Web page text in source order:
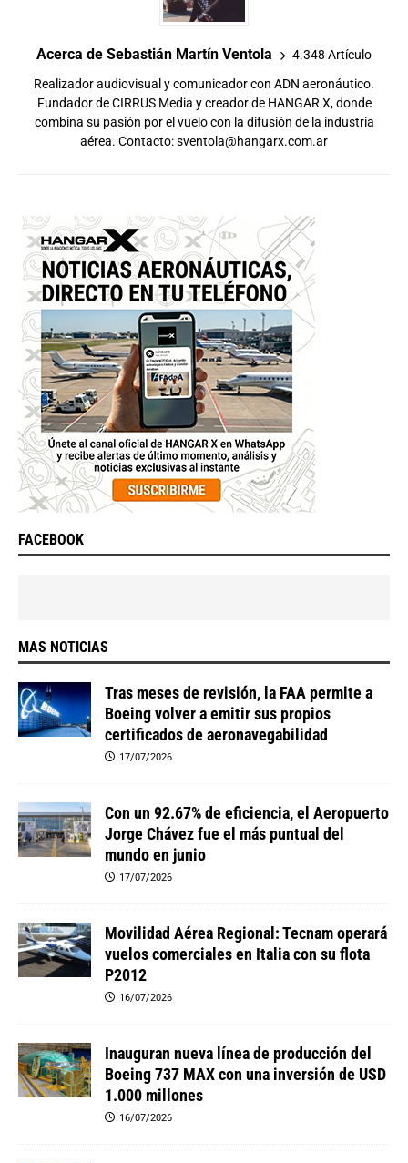
Acerca de Sebastián Martín Ventola 4.348 Artículo
Realizador audiovisual y comunicador con ADN aeronáutico.
Fundador de CIRRUS Media y creador de HANGAR X, donde
combina su pasión por el vuelo con la difusión de la industria
aérea. Contacto:sventola@hangarx.com.ar
FACEBOOK
MAS NOTICIAS
Tras meses de revisión, la FAA permite a
Boeing volver a emitir sus propios
certificados de aeronavegabilidad
17/07/2026
Con un 92.67% de eficiencia, el Aeropuerto
Jorge Chávez fue el más puntual del
mundo en junio
17/07/2026
Movilidad Aérea Regional: Tecnam operará
vuelos comerciales en Italia con su flota
P2012
16/07/2026
Inauguran nueva línea de producción del
Boeing 737 MAX con una inversión de USD
1.000 millones
16/07/2026